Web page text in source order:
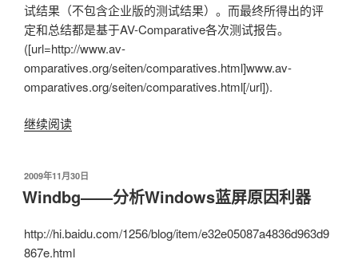
试结果（不包含企业版的测试结果）。而最终所得出的评
定和总结都是基于AV-Comparative各次测试报告。
([url=http://www.av-
omparatives.org/seiten/comparatives.html]www.av-
omparatives.org/seiten/comparatives.html[/url]).
继续阅读
年
终
告
发
布
于
2009年11月30日
Windbg——分析Windows蓝屏原因利器
http://hi.baidu.com/1256/blog/item/e32e05087a4836d963d9
867e.html